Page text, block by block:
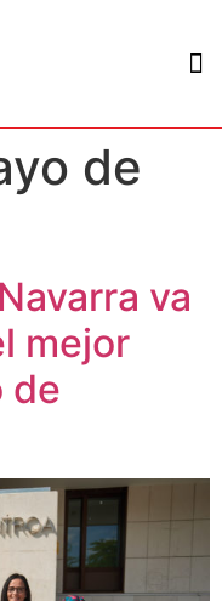
de
va
mejor
de